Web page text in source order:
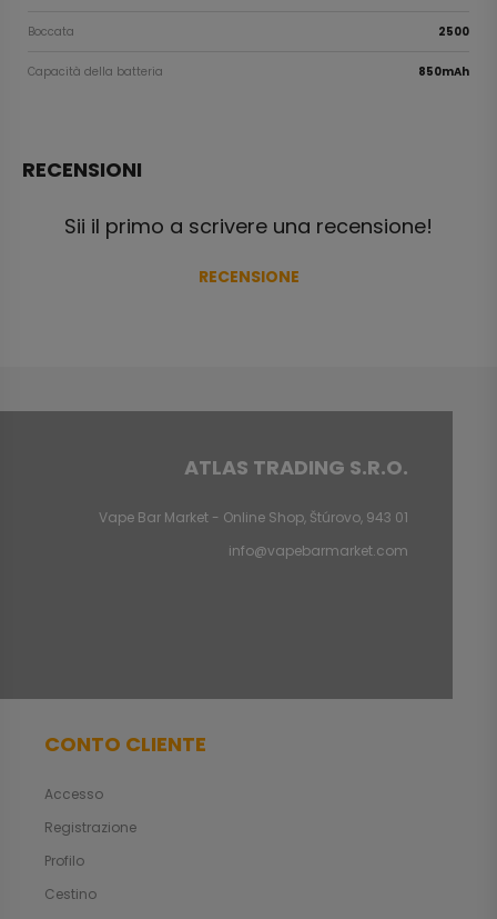
Boccata 2500
Capacità della batteria 850mAh
RECENSIONI
Sii il primo a scrivere una recensione!
RECENSIONE
ATLAS TRADING S.R.O.
Vape Bar Market - Online Shop, Štúrovo, 943 01
info@vapebarmarket.com
CONTO CLIENTE
Accesso
Registrazione
Profilo
Cestino